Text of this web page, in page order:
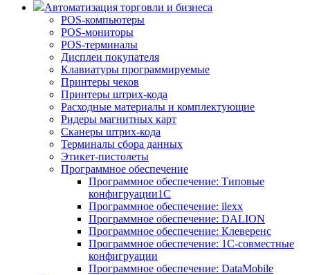
Автоматизация торговли и бизнеса
POS-компьютеры
POS-мониторы
POS-терминалы
Дисплеи покупателя
Клавиатуры программируемые
Принтеры чеков
Принтеры штрих-кода
Расходные материалы и комплектующие
Ридеры магнитных карт
Сканеры штрих-кода
Терминалы сбора данных
Этикет-пистолеты
Программное обеспечение
Программное обеспечение: Типовые
конфигруации1С
Программное обеспечение: ilexx
Программное обеспечение: DALION
Программное обеспечение: Клеверенс
Программное обеспечение: 1С-совместные
конфигруации
Программное обеспечение: DataMobile